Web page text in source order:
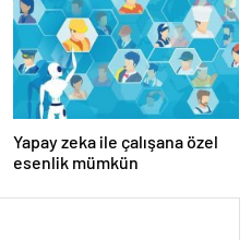
Yapay zeka ile çalışana özel
esenlik mümkün